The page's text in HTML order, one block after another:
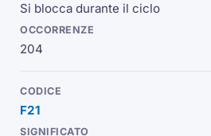
Si blocca durante il ciclo
204
F21